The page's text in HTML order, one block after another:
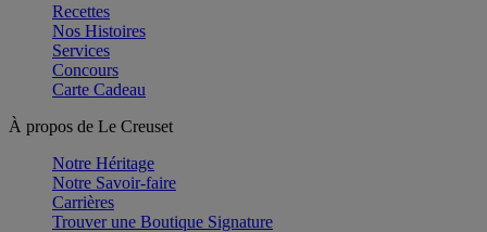
Recettes
Nos Histoires
Services
Concours
Carte Cadeau
À propos de Le Creuset
Notre Héritage
Notre Savoir-faire
Carrières
Trouver une Boutique Signature